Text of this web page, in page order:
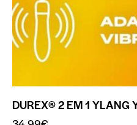
DUREX® 2 EM 1 YLANG